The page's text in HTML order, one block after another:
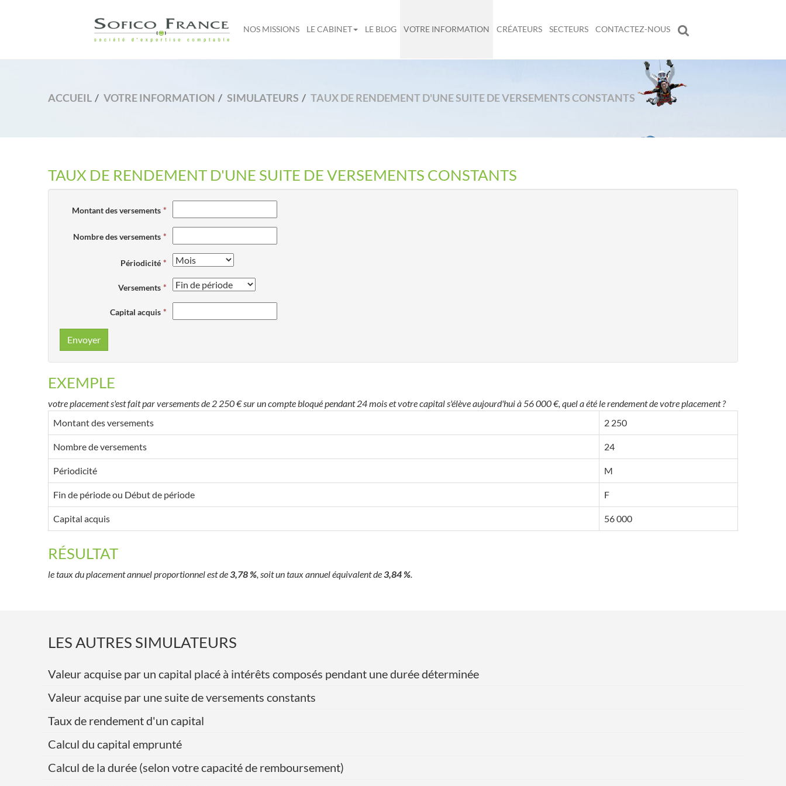
NOS MISSIONS LE CABINET LE BLOG VOTRE INFORMATION CRÉATEURS SECTEURS CONTACTEZ-NOUS
ACCUEIL VOTRE INFORMATION SIMULATEURS TAUX DE RENDEMENT D'UNE SUITE DE VERSEMENTS CONSTANTS
TAUX DE RENDEMENT D'UNE SUITE DE VERSEMENTS CONSTANTS
Montant des versements
Nombre des versements
Périodicité
Versements
Capital acquis
Envoyer
EXEMPLE
votre placement s'est fait par versements de 2 250 € sur un compte bloqué pendant 24 mois et votre capital s'élève aujourd'hui à 56 000 €, quel a été le rendement de votre placement ?
Montant des versements
2 250
Nombre de versements 24
Périodicité M
Fin de période ou Début de période F
Capital acquis 56 000
RÉSULTAT
le taux du placement annuel proportionnel est de3,78 %, soit un taux annuel équivalent de3,84 %.
LES AUTRES SIMULATEURS
Valeur acquise par un capital placé à intérêts composés pendant une durée déterminée
Valeur acquise par une suite de versements constants
Taux de rendement d'un capital
Calcul du capital emprunté
Calcul de la durée (selon votre capacité de remboursement)